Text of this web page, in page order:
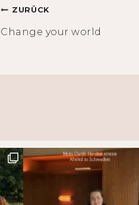
Beitragsnavigation
ZURÜCK
Change your world